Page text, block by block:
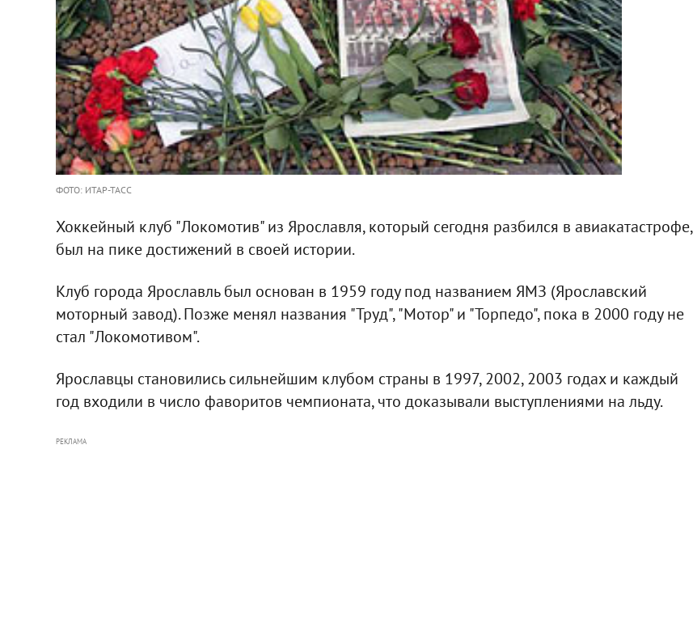
ФОТО: ИТАР-ТАСС
Хоккейный клуб "Локомотив" из Ярославля, который сегодня разбился в авиакатастрофе,
был на пике достижений в своей истории.
Клуб города Ярославль был основан в 1959 году под названием ЯМЗ (Ярославский
моторный завод). Позже менял названия "Труд", "Мотор" и "Торпедо", пока в 2000 году не
стал "Локомотивом".
Ярославцы становились сильнейшим клубом страны в 1997, 2002, 2003 годах и каждый
год входили в число фаворитов чемпионата, что доказывали выступлениями на льду.
РЕКЛАМА